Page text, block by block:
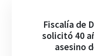
Fiscalía de
solicitó 40
asesino